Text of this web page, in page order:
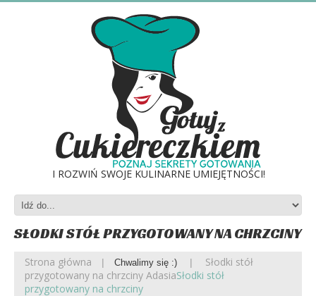
I ROZWIŃ SWOJE KULINARNE UMIEJĘTNOŚCI!
SŁODKI STÓŁ PRZYGOTOWANY NA CHRZCINY
Strona główna Chwalimy się :)
Słodki stół
przygotowany na chrzciny AdasiaSłodki stół
przygotowany na chrzciny